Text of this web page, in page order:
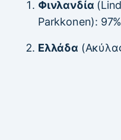
Φινλανδία
Parkkonen): 97%
Ελλάδα